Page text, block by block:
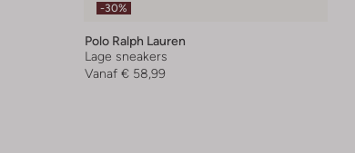
-30%
Polo Ralph Lauren
Lage sneakers
Vanaf € 58,99